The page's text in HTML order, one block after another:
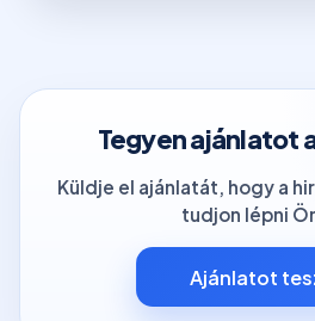
Tegyen ajánlatot
Küldje el ajánlatát, hogy a
tudjon lépni
Ajánlatot